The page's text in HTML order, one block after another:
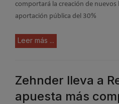
comportará la creación de nuevos
aportación pública del 30%
Leer más ...
Zehnder lleva a
apuesta más